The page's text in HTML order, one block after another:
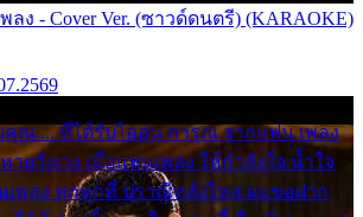
ง - Cover Ver. (ซาวด์ดนตรี) (KARAOKE)
ณ.... ที่ได้รับไออุ่น การุณ จากแฟน เพลง
ยวังเวง เมื่อแฟนเพลง ให้กำลังใจ น้ำใจ
เพลง ทุกทุกที่ ปราณีหลั่งไหล ผมขอฝาก